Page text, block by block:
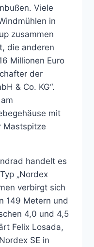
Viele
in
zusammen
die anderen
Millionen Euro
der
& Co. KG“.
mit
Mastspitze
handelt es
„Nordex
verbirgt sich
149 Metern und
4,0 und 4,5
Felix Losada,
SE in